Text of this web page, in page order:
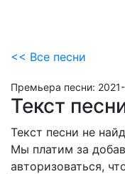
<< Все песни
Премьера песни:
Текст
Текст песни не
Мы платим за
авторизоваться,